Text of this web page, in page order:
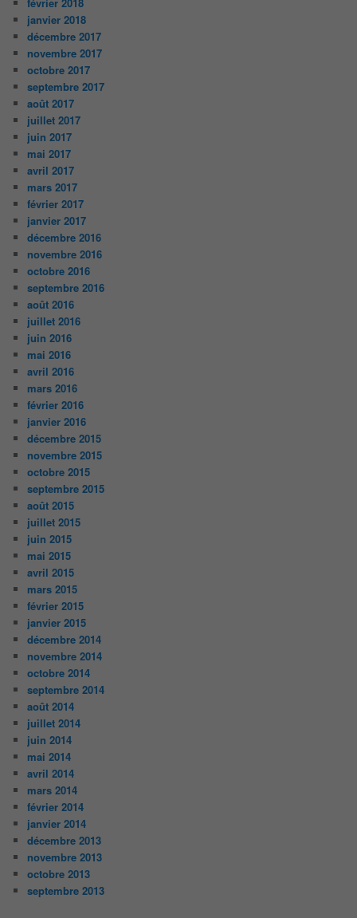
janvier 2018
décembre 2017
novembre 2017
octobre 2017
septembre 2017
août 2017
juillet 2017
juin 2017
mai 2017
avril 2017
mars 2017
février 2017
janvier 2017
décembre 2016
novembre 2016
octobre 2016
septembre 2016
août 2016
juillet 2016
juin 2016
mai 2016
avril 2016
mars 2016
février 2016
janvier 2016
décembre 2015
novembre 2015
octobre 2015
septembre 2015
août 2015
juillet 2015
juin 2015
mai 2015
avril 2015
mars 2015
février 2015
janvier 2015
décembre 2014
novembre 2014
octobre 2014
septembre 2014
août 2014
juillet 2014
juin 2014
mai 2014
avril 2014
mars 2014
février 2014
janvier 2014
décembre 2013
novembre 2013
octobre 2013
septembre 2013